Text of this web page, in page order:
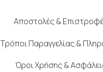
Αποστολές &
Τρόποι Παραγγελίας &
Όροι Χρήσης &